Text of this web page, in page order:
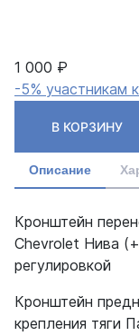
1 000 ₽
-5% участникам
В КОРЗИНУ
Описание
Кронштейн
Chevrolet Нива
регулировкой
Кронштейн
крепления тяги